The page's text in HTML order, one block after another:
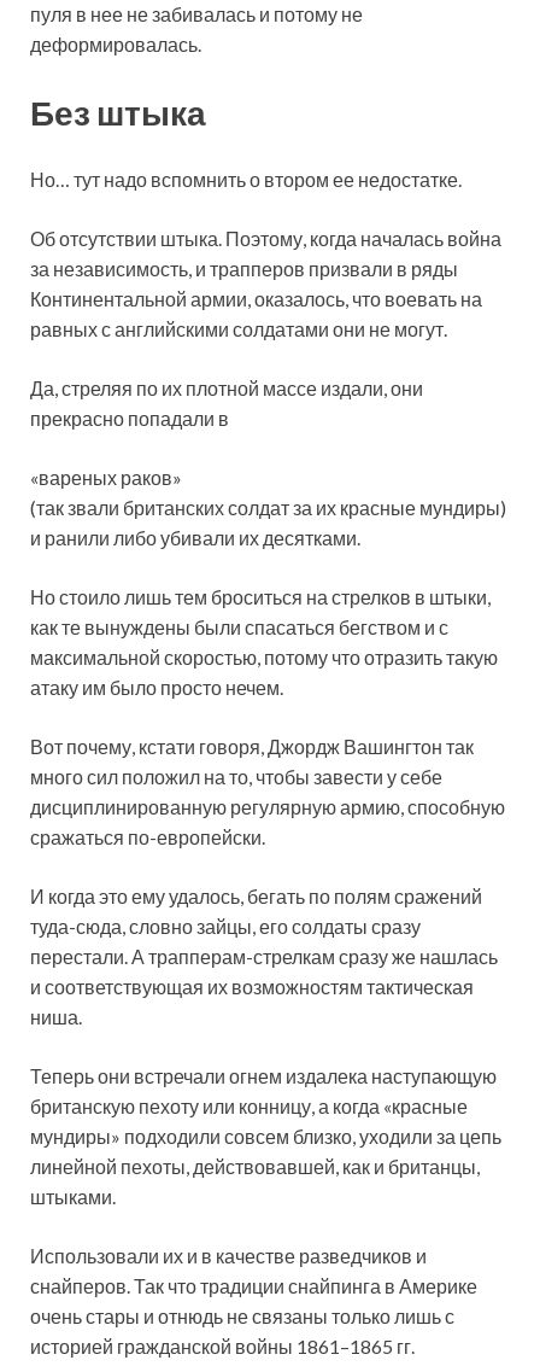
пуля в нее не забивалась и потому не
деформировалась.
Без штыка
Но… тут надо вспомнить о втором ее недостатке.
Об отсутствии штыка. Поэтому, когда началась война
за независимость, и трапперов призвали в ряды
Континентальной армии, оказалось, что воевать на
равных с английскими солдатами они не могут.
Да, стреляя по их плотной массе издали, они
прекрасно попадали в
«вареных раков»
(так звали британских солдат за их красные мундиры)
и ранили либо убивали их десятками.
Но стоило лишь тем броситься на стрелков в штыки,
как те вынуждены были спасаться бегством и с
максимальной скоростью, потому что отразить такую
атаку им было просто нечем.
Вот почему, кстати говоря, Джордж Вашингтон так
много сил положил на то, чтобы завести у себе
дисциплинированную регулярную армию, способную
сражаться по-европейски.
И когда это ему удалось, бегать по полям сражений
туда-сюда, словно зайцы, его солдаты сразу
перестали. А трапперам-стрелкам сразу же нашлась
и соответствующая их возможностям тактическая
ниша.
Теперь они встречали огнем издалека наступающую
британскую пехоту или конницу, а когда «красные
мундиры» подходили совсем близко, уходили за цепь
линейной пехоты, действовавшей, как и британцы,
штыками.
Использовали их и в качестве разведчиков и
снайперов. Так что традиции снайпинга в Америке
очень стары и отнюдь не связаны только лишь с
историей гражданской войны 1861–1865 гг.